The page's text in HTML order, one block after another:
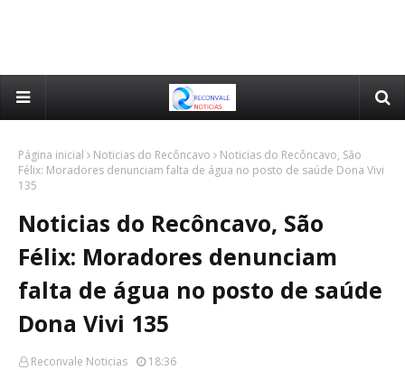
Página inicial Noticias do Recôncavo
Noticias do Recôncavo, São
Félix: Moradores denunciam falta de água no posto de saúde Dona Vivi
135
Noticias do Recôncavo, São
Félix: Moradores denunciam
falta de água no posto de saúde
Dona Vivi 135
Reconvale Noticias 18:36